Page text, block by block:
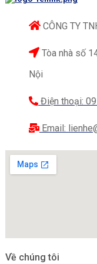
CÔNG TY
Tòa nhà số
Nội
Điện thoại:
Email:
Về chúng tôi